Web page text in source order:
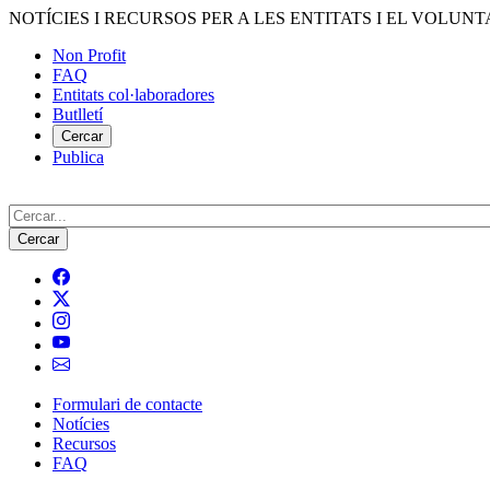
Vés
contingut
NOTÍCIES I RECURSOS PER A LES ENTITATS I EL
Menú
del
compte
d'usuari
Non Profit
FAQ
Entitats col·laboradores
Butlletí
Cercar
Publica
Cerca
Navegació
principal
Formulari de contacte
Notícies
Recursos
FAQ